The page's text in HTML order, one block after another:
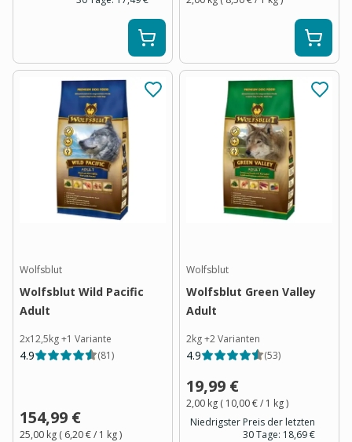
Wolfsblut
Wolfsblut Wild Pacific
Adult
2x12,5kg+1 Variante
4.9 (81)
154,99 €
25,00 kg ( 6,20 €/ 1 kg)
Wolfsblut
Wolfsblut Green Valley
Adult
2kg+2Varianten
4.9 (53)
19,99 €
2,00 kg ( 10,00 €/ 1 kg)
Niedrigster Preis der letzten
30 Tage: 18,69 €